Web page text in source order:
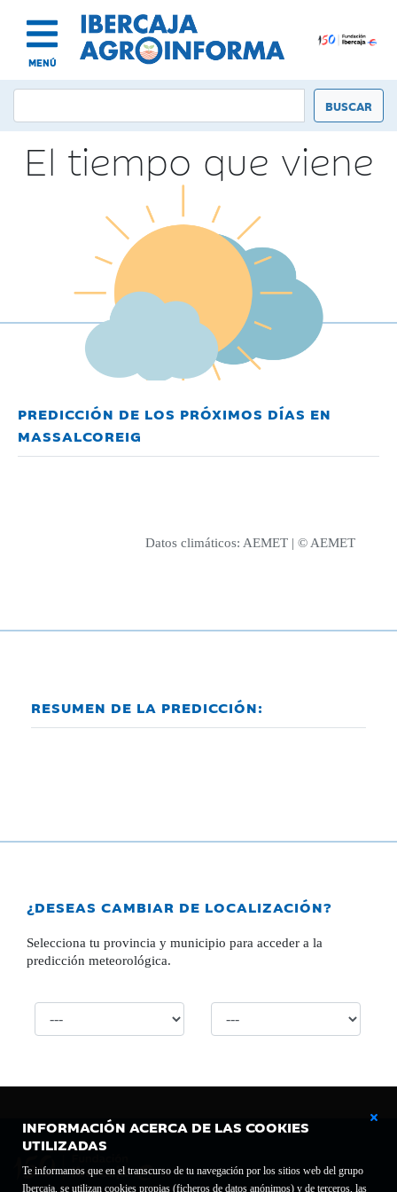
MENÚ
INFORMACIÓN ACERCA DE LAS COOKIES
UTILIZADAS
Te informamos que en el transcurso de tu navegación por los sitios web del grupo
Ibercaja, se utilizan cookies propias (ficheros de datos anónimos) y de terceros, las
El tiempo que viene
PREDICCIÓN DE LOS PRÓXIMOS DÍAS EN
MASSALCOREIG
Datos climáticos: AEMET | © AEMET
RESUMEN DE LA PREDICCIÓN:
¿DESEAS CAMBIAR DE LOCALIZACIÓN?
Selecciona tu provincia y municipio para acceder a la
predicción meteorológica.